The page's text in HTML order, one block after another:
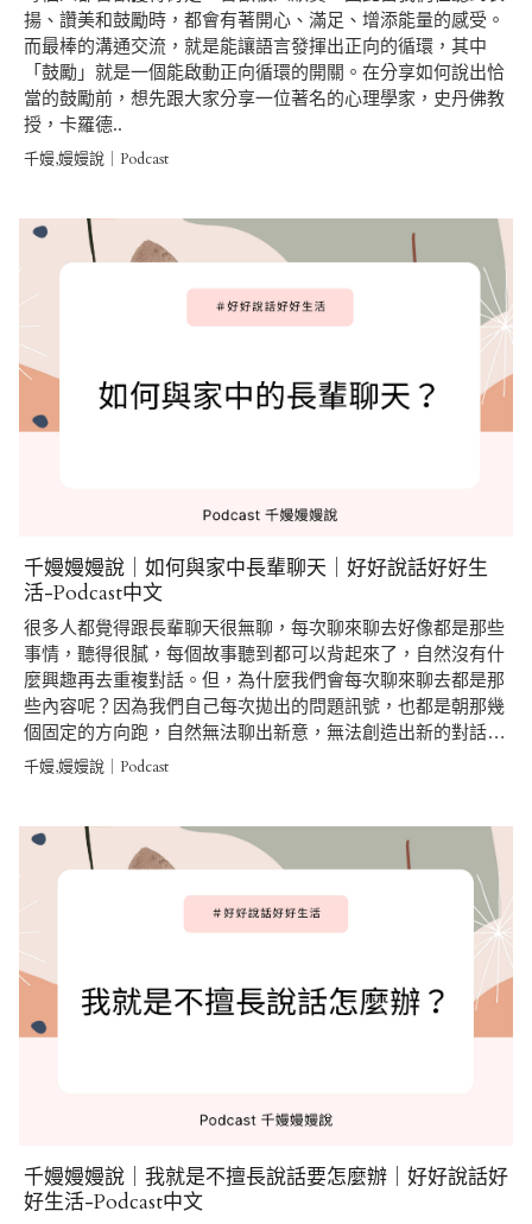
揚、讚美和鼓勵時，都會有著開心、滿足、增添能量的感受。
而最棒的溝通交流，就是能讓語言發揮出正向的循環，其中
「鼓勵」就是一個能啟動正向循環的開關。在分享如何說出恰
當的鼓勵前，想先跟大家分享一位著名的心理學家，史丹佛教
授，卡羅德..
千嫚,嫚嫚說｜Podcast
千嫚嫚嫚說｜如何與家中長輩聊天｜好好說話好好生
活-Podcast中文
很多人都覺得跟長輩聊天很無聊，每次聊來聊去好像都是那些
事情，聽得很膩，每個故事聽到都可以背起來了，自然沒有什
麼興趣再去重複對話。但，為什麼我們會每次聊來聊去都是那
些內容呢？因為我們自己每次拋出的問題訊號，也都是朝那幾
個固定的方向跑，自然無法聊出新意，無法創造出新的對話…
千嫚,嫚嫚說｜Podcast
千嫚嫚嫚說｜我就是不擅長說話要怎麼辦｜好好說話好
好生活-Podcast中文